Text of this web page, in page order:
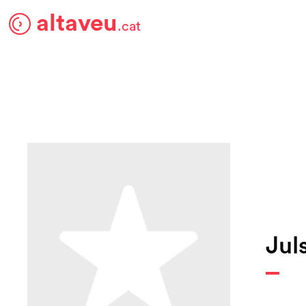
altaveu.cat